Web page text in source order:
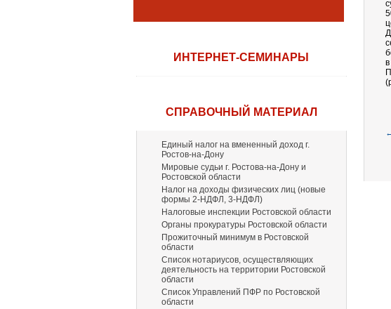
ИНТЕРНЕТ-СЕМИНАРЫ
СПРАВОЧНЫЙ МАТЕРИАЛ
Единый налог на вмененный доход г.
Ростов-на-Дону
Мировые судьи г. Ростова-на-Дону и
Ростовской области
Налог на доходы физических лиц (новые
формы 2-НДФЛ, 3-НДФЛ)
Налоговые инспекции Ростовской области
Органы прокуратуры Ростовской области
Прожиточный минимум в Ростовской
области
Список нотариусов, осуществляющих
деятельность на территории Ростовской
области
Список Управлений ПФР по Ростовской
области